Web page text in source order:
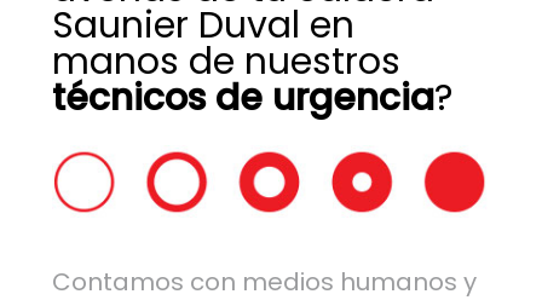
Saunier Duval en
manos de nuestros
técnicos de urgencia?
Contamos con medios humanos y